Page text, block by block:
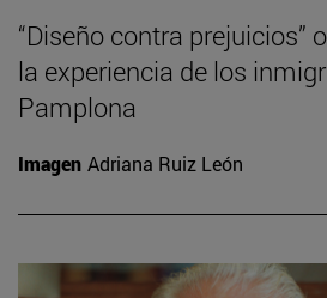
“Diseño contra prejuicios”
la experiencia de los
Pamplona
Imagen Adriana Ruiz León